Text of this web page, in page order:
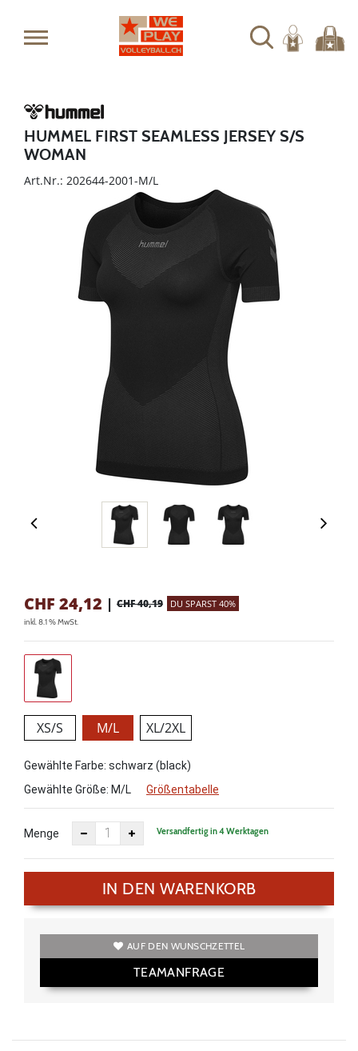
HUMMEL FIRST SEAMLESS JERSEY S/S
WOMAN
Art.Nr.: 202644-2001-M/L
CHF 24,12 | CHF 40,19 DU SPARST 40%
inkl. 8.1 % MwSt.
XS/S M/L XL/2XL
Gewählte Farbe: schwarz (black)
Gewählte Größe: M/L Größentabelle
Menge Versandfertig in 4 Werktagen
IN DEN WARENKORB
AUF DEN WUNSCHZETTEL
TEAMANFRAGE